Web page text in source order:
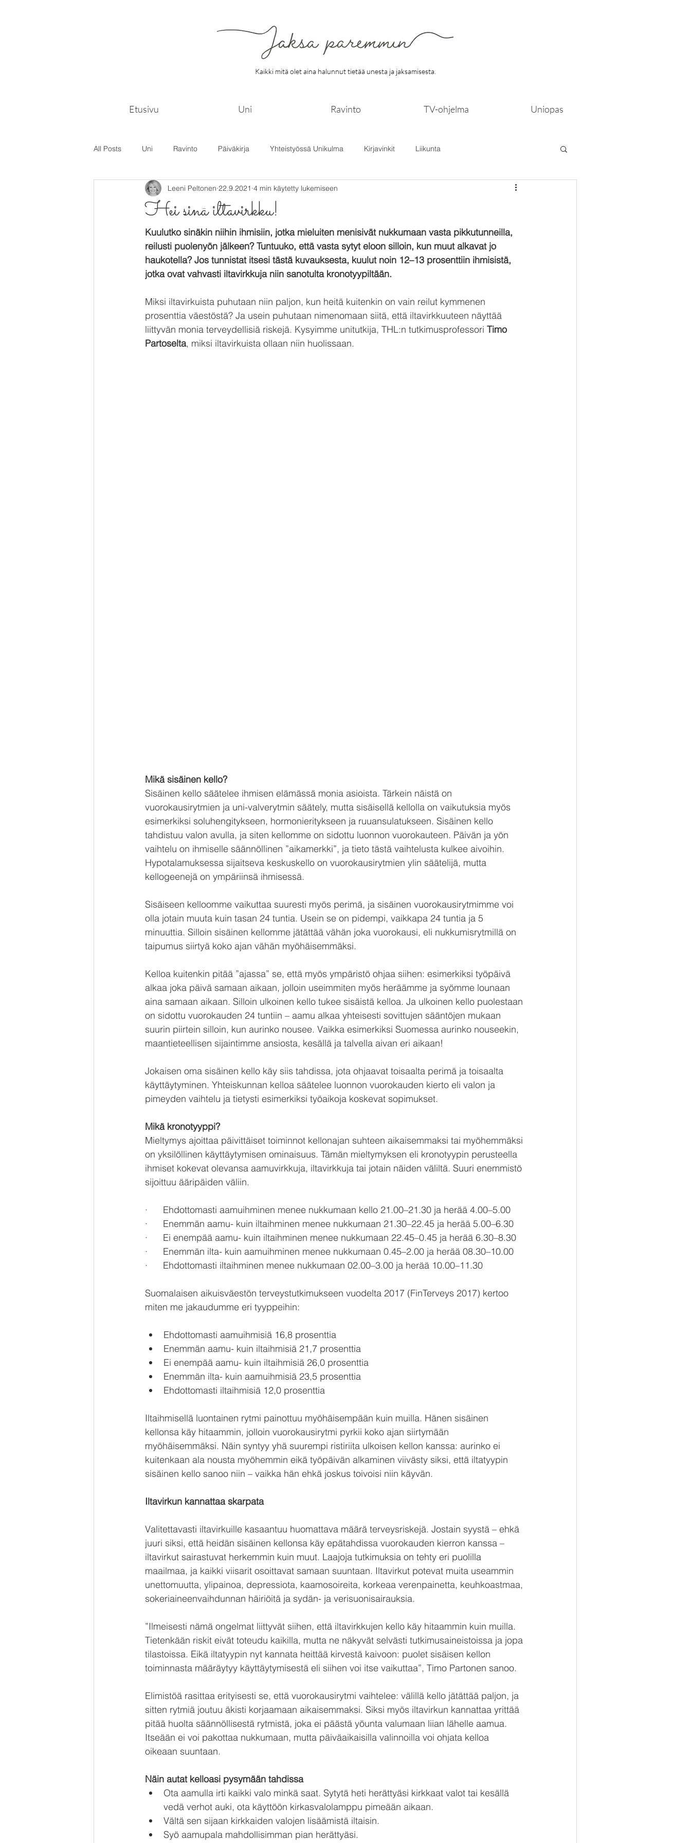
Kaikki mitä olet aina halunnut tietää unesta ja jaksamisesta.
Etusivu Uni Ravinto TV-ohjelma Uniopas
All Posts Uni Ravinto Päiväkirja Yhteistyössä Unikulma Kirjavinkit Liikunta
Hei sinä iltavirkku!
Leeni Peltonen 22.9.2021 4 min käytetty lukemiseen
Kuulutko sinäkin niihin ihmisiin, jotka mieluiten menisivät nukkumaan vasta pikkutunneilla,
reilusti puolenyön jälkeen? Tuntuuko, että vasta sytyt eloon silloin, kun muut alkavat jo
haukotella? Jos tunnistat itsesi tästä kuvauksesta, kuulut noin 12–13 prosenttiin ihmisistä,
jotka ovat vahvasti iltavirkkuja niin sanotulta kronotyypiltään.
Miksi iltavirkuista puhutaan niin paljon, kun heitä kuitenkin on vain reilut kymmenen
prosenttia väestöstä? Ja usein puhutaan nimenomaan siitä, että iltavirkkuuteen näyttää
liittyvän monia terveydellisiä riskejä. Kysyimme unitutkija, THL:n tutkimusprofessori Timo
Partoselta, miksi iltavirkuista ollaan niin huolissaan.
Mikä sisäinen kello?
Sisäinen kello säätelee ihmisen elämässä monia asioista. Tärkein näistä on
vuorokausirytmien ja uni-valverytmin säätely, mutta sisäisellä kellolla on vaikutuksia myös
esimerkiksi soluhengitykseen, hormonieritykseen ja ruuansulatukseen. Sisäinen kello
tahdistuu valon avulla, ja siten kellomme on sidottu luonnon vuorokauteen. Päivän ja yön
vaihtelu on ihmiselle säännöllinen ”aikamerkki”, ja tieto tästä vaihtelusta kulkee aivoihin.
Hypotalamuksessa sijaitseva keskuskello on vuorokausirytmien ylin säätelijä, mutta
kellogeenejä on ympäriinsä ihmisessä.
Sisäiseen kelloomme vaikuttaa suuresti myös perimä, ja sisäinen vuorokausirytmimme voi
olla jotain muuta kuin tasan 24 tuntia. Usein se on pidempi, vaikkapa 24 tuntia ja 5
minuuttia. Silloin sisäinen kellomme jätättää vähän joka vuorokausi, eli nukkumisrytmillä on
taipumus siirtyä koko ajan vähän myöhäisemmäksi.
Kelloa kuitenkin pitää ”ajassa” se, että myös ympäristö ohjaa siihen: esimerkiksi työpäivä
alkaa joka päivä samaan aikaan, jolloin useimmiten myös heräämme ja syömme lounaan
aina samaan aikaan. Silloin ulkoinen kello tukee sisäistä kelloa. Ja ulkoinen kello puolestaan
on sidottu vuorokauden 24 tuntiin – aamu alkaa yhteisesti sovittujen sääntöjen mukaan
suurin piirtein silloin, kun aurinko nousee. Vaikka esimerkiksi Suomessa aurinko nouseekin,
maantieteellisen sijaintimme ansiosta, kesällä ja talvella aivan eri aikaan!
Jokaisen oma sisäinen kello käy siis tahdissa, jota ohjaavat toisaalta perimä ja toisaalta
käyttäytyminen. Yhteiskunnan kelloa säätelee luonnon vuorokauden kierto eli valon ja
pimeyden vaihtelu ja tietysti esimerkiksi työaikoja koskevat sopimukset.
Mikä kronotyyppi?
Mieltymys ajoittaa päivittäiset toiminnot kellonajan suhteen aikaisemmaksi tai myöhemmäksi
on yksilöllinen käyttäytymisen ominaisuus. Tämän mieltymyksen eli kronotyypin perusteella
ihmiset kokevat olevansa aamuvirkkuja, iltavirkkuja tai jotain näiden väliltä. Suuri enemmistö
sijoittuu ääripäiden väliin.
·      Ehdottomasti aamuihminen menee nukkumaan kello 21.00–21.30 ja herää 4.00–5.00
·      Enemmän aamu- kuin iltaihminen menee nukkumaan 21.30–22.45 ja herää 5.00–6.30
·      Ei enempää aamu- kuin iltaihminen menee nukkumaan 22.45–0.45 ja herää 6.30–8.30
·      Enemmän ilta- kuin aamuihminen menee nukkumaan 0.45–2.00 ja herää 08.30–10.00
·      Ehdottomasti iltaihminen menee nukkumaan 02.00–3.00 ja herää 10.00–11.30
Suomalaisen aikuisväestön terveystutkimukseen vuodelta 2017 (FinTerveys 2017) kertoo
miten me jakaudumme eri tyyppeihin:
Ehdottomasti aamuihmisiä 16,8 prosenttia
Enemmän aamu- kuin iltaihmisiä 21,7 prosenttia
Ei enempää aamu- kuin iltaihmisiä 26,0 prosenttia
Enemmän ilta- kuin aamuihmisiä 23,5 prosenttia
Ehdottomasti iltaihmisiä 12,0 prosenttia
Iltaihmisellä luontainen rytmi painottuu myöhäisempään kuin muilla. Hänen sisäinen
kellonsa käy hitaammin, jolloin vuorokausirytmi pyrkii koko ajan siirtymään
myöhäisemmäksi. Näin syntyy yhä suurempi ristiriita ulkoisen kellon kanssa: aurinko ei
kuitenkaan ala nousta myöhemmin eikä työpäivän alkaminen viivästy siksi, että iltatyypin
sisäinen kello sanoo niin – vaikka hän ehkä joskus toivoisi niin käyvän.
Iltavirkun kannattaa skarpata
Valitettavasti iltavirkuille kasaantuu huomattava määrä terveysriskejä. Jostain syystä – ehkä
juuri siksi, että heidän sisäinen kellonsa käy epätahdissa vuorokauden kierron kanssa –
iltavirkut sairastuvat herkemmin kuin muut. Laajoja tutkimuksia on tehty eri puolilla
maailmaa, ja kaikki viisarit osoittavat samaan suuntaan. Iltavirkut potevat muita useammin
unettomuutta, ylipainoa, depressiota, kaamosoireita, korkeaa verenpainetta, keuhkoastmaa,
sokeriaineenvaihdunnan häiriöitä ja sydän- ja verisuonisairauksia.
”Ilmeisesti nämä ongelmat liittyvät siihen, että iltavirkkujen kello käy hitaammin kuin muilla.
Tietenkään riskit eivät toteudu kaikilla, mutta ne näkyvät selvästi tutkimusaineistoissa ja jopa
tilastoissa. Eikä iltatyypin nyt kannata heittää kirvestä kaivoon: puolet sisäisen kellon
toiminnasta määräytyy käyttäytymisestä eli siihen voi itse vaikuttaa”, Timo Partonen sanoo.
Elimistöä rasittaa erityisesti se, että vuorokausirytmi vaihtelee: välillä kello jätättää paljon, ja
sitten rytmiä joutuu äkisti korjaamaan aikaisemmaksi. Siksi myös iltavirkun kannattaa yrittää
pitää huolta säännöllisestä rytmistä, joka ei päästä yöunta valumaan liian lähelle aamua.
Itseään ei voi pakottaa nukkumaan, mutta päiväaikaisilla valinnoilla voi ohjata kelloa
oikeaan suuntaan.
Näin autat kelloasi pysymään tahdissa
Ota aamulla irti kaikki valo minkä saat. Sytytä heti herättyäsi kirkkaat valot tai kesällä
vedä verhot auki, ota käyttöön kirkasvalolamppu pimeään aikaan.
Vältä sen sijaan kirkkaiden valojen lisäämistä iltaisin.
Syö aamupala mahdollisimman pian herättyäsi.